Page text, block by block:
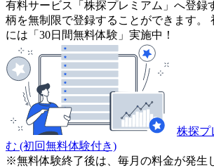
有料サービス「株探プレミアム」へ登録
柄を無制限で登録することができます。
には「30日間無料体験」実施中！
株探プ
む (初回無料体験付き)
※無料体験終了後は、毎月の料金が発生